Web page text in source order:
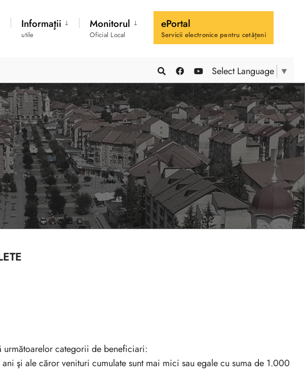
Informaţii
utile
Monitorul
Oficial Local
ePortal
Servicii electronice pentru cetățeni
Select Language ▼
următoarelor categorii de beneficiari:
şi ale căror venituri cumulate sunt mai mici sau egale cu suma de 1.000